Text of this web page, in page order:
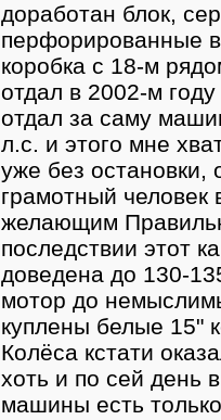
доработан блок,
перфорированные
коробка с 18-м
отдал в 2002-м
отдал за саму
л.с. и этого мне
уже без
грамотный
желающим
последствии этот
доведена до 130-
мотор до
куплены белые 15"
Колёса кстати
хоть и по сей день
машины есть